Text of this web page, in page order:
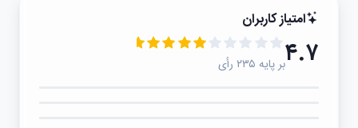
امتیاز کاربران
۴.۷بر پایه ۲۳۵ رأی